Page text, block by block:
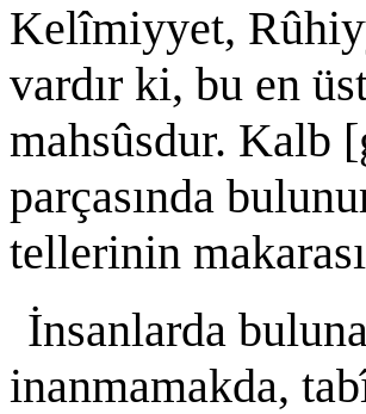
Kelîmiyyet,
vardır ki, bu en
mahsûsdur. Kalb
parçasında
tellerinin
İnsanlarda
inanmamakda,